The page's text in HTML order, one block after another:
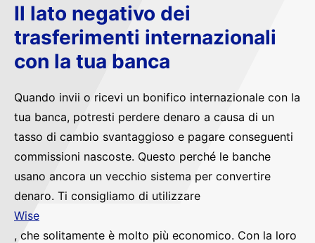
Il lato negativo dei
trasferimenti internazionali
con la tua banca
Quando invii o ricevi un bonifico internazionale con la
tua banca, potresti perdere denaro a causa di un
tasso di cambio svantaggioso e pagare conseguenti
commissioni nascoste. Questo perché le banche
usano ancora un vecchio sistema per convertire
denaro. Ti consigliamo di utilizzare
Wise
, che solitamente è molto più economico. Con la loro